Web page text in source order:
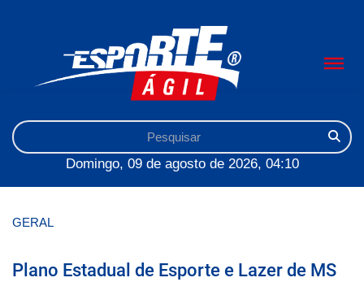
Domingo, 09 de agosto de 2026, 04:10
GERAL
Plano Estadual de Esporte e Lazer de MS